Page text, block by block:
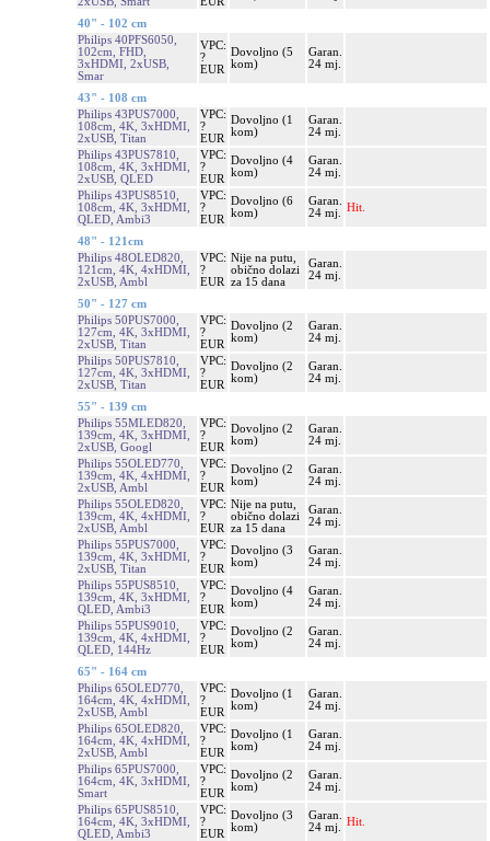
40" - 102 cm
Philips 40PFS6050,
102cm, FHD,
3xHDMI, 2xUSB,
Smar
VPC:
?
EUR
Dovoljno (5
kom)
Garan.
24 mj.
43" - 108 cm
Philips 43PUS7000,
108cm, 4K, 3xHDMI,
2xUSB, Titan
VPC:
?
EUR
Dovoljno (1
kom)
Garan.
24 mj.
Philips 43PUS7810,
108cm, 4K, 3xHDMI,
2xUSB, QLED
VPC:
?
EUR
Dovoljno (4
kom)
Garan.
24 mj.
Philips 43PUS8510,
108cm, 4K, 3xHDMI,
QLED, Ambi3
VPC:
?
EUR
Dovoljno (6
kom)
Garan.
24 mj.
Hit.
48" - 121cm
Philips 48OLED820,
121cm, 4K, 4xHDMI,
2xUSB, Ambl
VPC:
?
EUR
Nije na putu,
obično dolazi
za 15 dana
Garan.
24 mj.
50" - 127 cm
Philips 50PUS7000,
127cm, 4K, 3xHDMI,
2xUSB, Titan
VPC:
?
EUR
Dovoljno (2
kom)
Garan.
24 mj.
Philips 50PUS7810,
127cm, 4K, 3xHDMI,
2xUSB, Titan
VPC:
?
EUR
Dovoljno (2
kom)
Garan.
24 mj.
55" - 139 cm
Philips 55MLED820,
139cm, 4K, 3xHDMI,
2xUSB, Googl
VPC:
?
EUR
Dovoljno (2
kom)
Garan.
24 mj.
Philips 55OLED770,
139cm, 4K, 4xHDMI,
2xUSB, Ambl
VPC:
?
EUR
Dovoljno (2
kom)
Garan.
24 mj.
Philips 55OLED820,
139cm, 4K, 4xHDMI,
2xUSB, Ambl
VPC:
?
EUR
Nije na putu,
obično dolazi
za 15 dana
Garan.
24 mj.
Philips 55PUS7000,
139cm, 4K, 3xHDMI,
2xUSB, Titan
VPC:
?
EUR
Dovoljno (3
kom)
Garan.
24 mj.
Philips 55PUS8510,
139cm, 4K, 3xHDMI,
QLED, Ambi3
VPC:
?
EUR
Dovoljno (4
kom)
Garan.
24 mj.
Philips 55PUS9010,
139cm, 4K, 4xHDMI,
QLED, 144Hz
VPC:
?
EUR
Dovoljno (2
kom)
Garan.
24 mj.
65" - 164 cm
Philips 65OLED770,
164cm, 4K, 4xHDMI,
2xUSB, Ambl
VPC:
?
EUR
Dovoljno (1
kom)
Garan.
24 mj.
Philips 65OLED820,
164cm, 4K, 4xHDMI,
2xUSB, Ambl
VPC:
?
EUR
Dovoljno (1
kom)
Garan.
24 mj.
Philips 65PUS7000,
164cm, 4K, 3xHDMI,
Smart
VPC:
?
EUR
Dovoljno (2
kom)
Garan.
24 mj.
Philips 65PUS8510,
164cm, 4K, 3xHDMI,
QLED, Ambi3
VPC:
?
EUR
Dovoljno (3
kom)
Garan.
24 mj.
Hit.